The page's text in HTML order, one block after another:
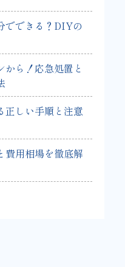
でできる？DIYの
から！応急処置と
正しい手順と注意
費用相場を徹底解